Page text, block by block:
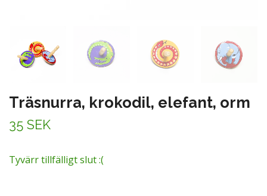
Träsnurra, krokodil, elefant, orm
35 SEK
Tyvärr tillfälligt slut :(